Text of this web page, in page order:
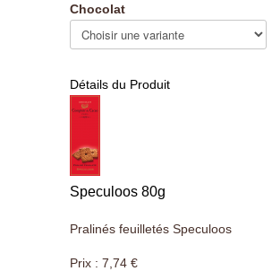
Chocolat
Détails du Produit
Speculoos 80g
Pralinés feuilletés Speculoos
Prix : 7,74 €